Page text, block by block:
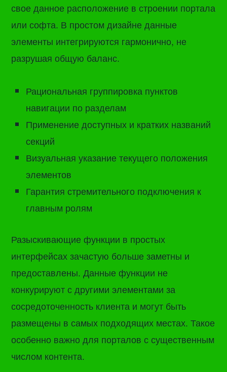
свое данное расположение в строении портала
или софта. В простом дизайне данные
элементы интегрируются гармонично, не
разрушая общую баланс.
Рациональная группировка пунктов
навигации по разделам
Применение доступных и кратких названий
секций
Визуальная указание текущего положения
элементов
Гарантия стремительного подключения к
главным ролям
Разыскивающие функции в простых
интерфейсах зачастую больше заметны и
предоставлены. Данные функции не
конкурируют с другими элементами за
сосредоточенность клиента и могут быть
размещены в самых подходящих местах. Такое
особенно важно для порталов с существенным
числом контента.